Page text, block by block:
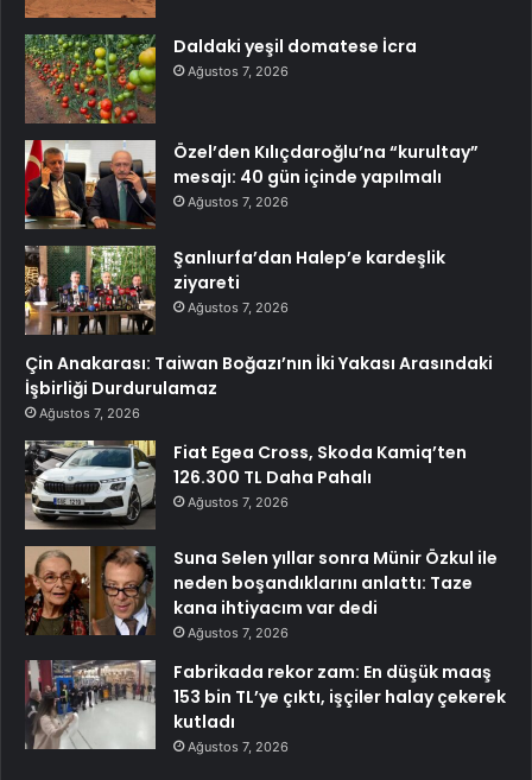
Daldaki yeşil domatese İcra
Ağustos 7, 2026
Özel’den Kılıçdaroğlu’na “kurultay”
mesajı: 40 gün içinde yapılmalı
Ağustos 7, 2026
Şanlıurfa’dan Halep’e kardeşlik
ziyareti
Ağustos 7, 2026
Çin Anakarası: Taiwan Boğazı’nın İki Yakası Arasındaki
İşbirliği Durdurulamaz
Ağustos 7, 2026
Fiat Egea Cross, Skoda Kamiq’ten
126.300 TL Daha Pahalı
Ağustos 7, 2026
Suna Selen yıllar sonra Münir Özkul ile
neden boşandıklarını anlattı: Taze
kana ihtiyacım var dedi
Ağustos 7, 2026
Fabrikada rekor zam: En düşük maaş
153 bin TL’ye çıktı, işçiler halay çekerek
kutladı
Ağustos 7, 2026